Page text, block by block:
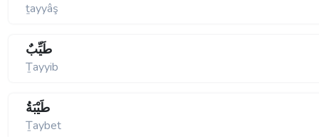
ṯayyâş
طَيِّبٌ
Ṯayyib
طَيْبَةُ
Ṯaybet